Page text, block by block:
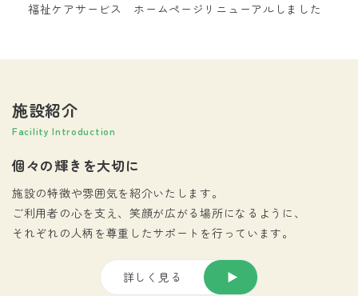
福祉ケアサービス ホームページリニューアルしました
施設紹介
Facility Introduction
個々の輝きを大切に
施設の特徴や雰囲気を紹介いたします。
ご利用者の心を支え、笑顔が広がる場所になるように、
それぞれの人柄を尊重したサポートを行っています。
詳しく見る